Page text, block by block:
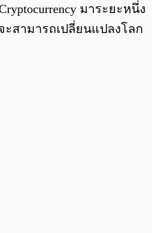
มาระยะหนึ่ง
สามารถเปลี่ยนแปลงโลก